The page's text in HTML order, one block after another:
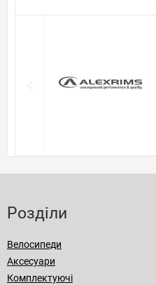
Розділи
Велосипеди
Аксесуари
Комплектуючі